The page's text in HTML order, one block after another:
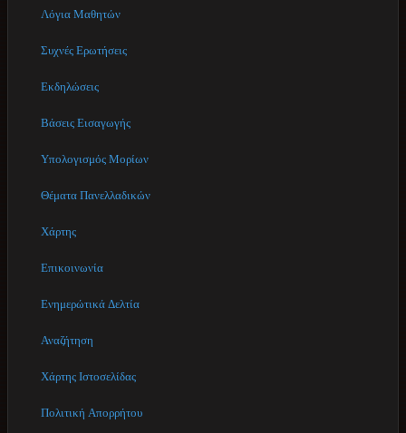
Λόγια Μαθητών
Συχνές Ερωτήσεις
Εκδηλώσεις
Βάσεις Εισαγωγής
Υπολογισμός Μορίων
Θέματα Πανελλαδικών
Χάρτης
Επικοινωνία
Ενημερώτικά Δελτία
Αναζήτηση
Χάρτης Ιστοσελίδας
Πολιτική Απορρήτου